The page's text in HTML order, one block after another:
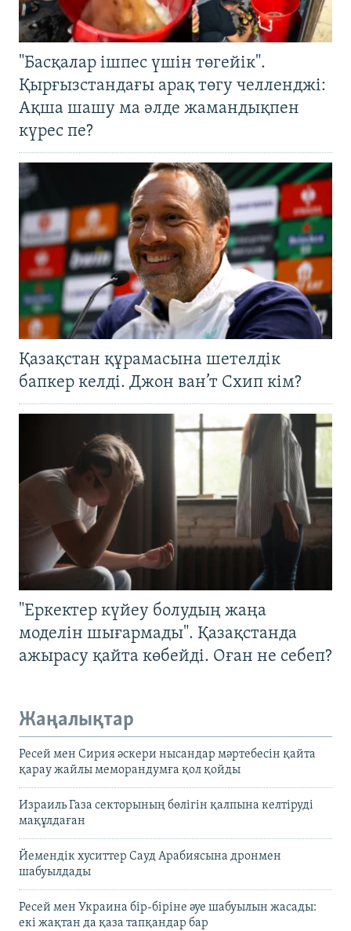
"Басқалар ішпес үшін төгейік".
Қырғызстандағы арақ төгу челленджі:
Ақша шашу ма әлде жамандықпен
күрес пе?
Қазақстан құрамасына шетелдік
бапкер келді. Джон ван’т Схип кім?
"Еркектер күйеу болудың жаңа
моделін шығармады". Қазақстанда
ажырасу қайта көбейді. Оған не себеп?
Жаңалықтар
Ресей мен Сирия әскери нысандар мәртебесін қайта
қарау жайлы меморандумға қол қойды
Израиль Газа секторының бөлігін қалпына келтіруді
мақұлдаған
Йемендік хуситтер Сауд Арабиясына дронмен
шабуылдады
Ресей мен Украина бір-біріне әуе шабуылын жасады:
екі жақтан да қаза тапқандар бар